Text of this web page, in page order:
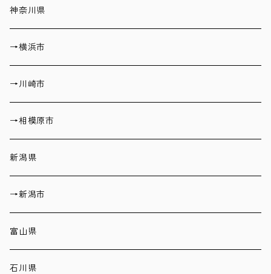
神奈川県
→横浜市
→川崎市
→相模原市
新潟県
→新潟市
富山県
石川県